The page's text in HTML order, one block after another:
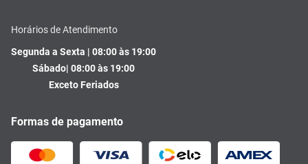
Horários de Atendimento
Segunda a Sexta | 08:00 às 19:00
Sábado| 08:00 às 19:00
Exceto Feriados
Formas de pagamento